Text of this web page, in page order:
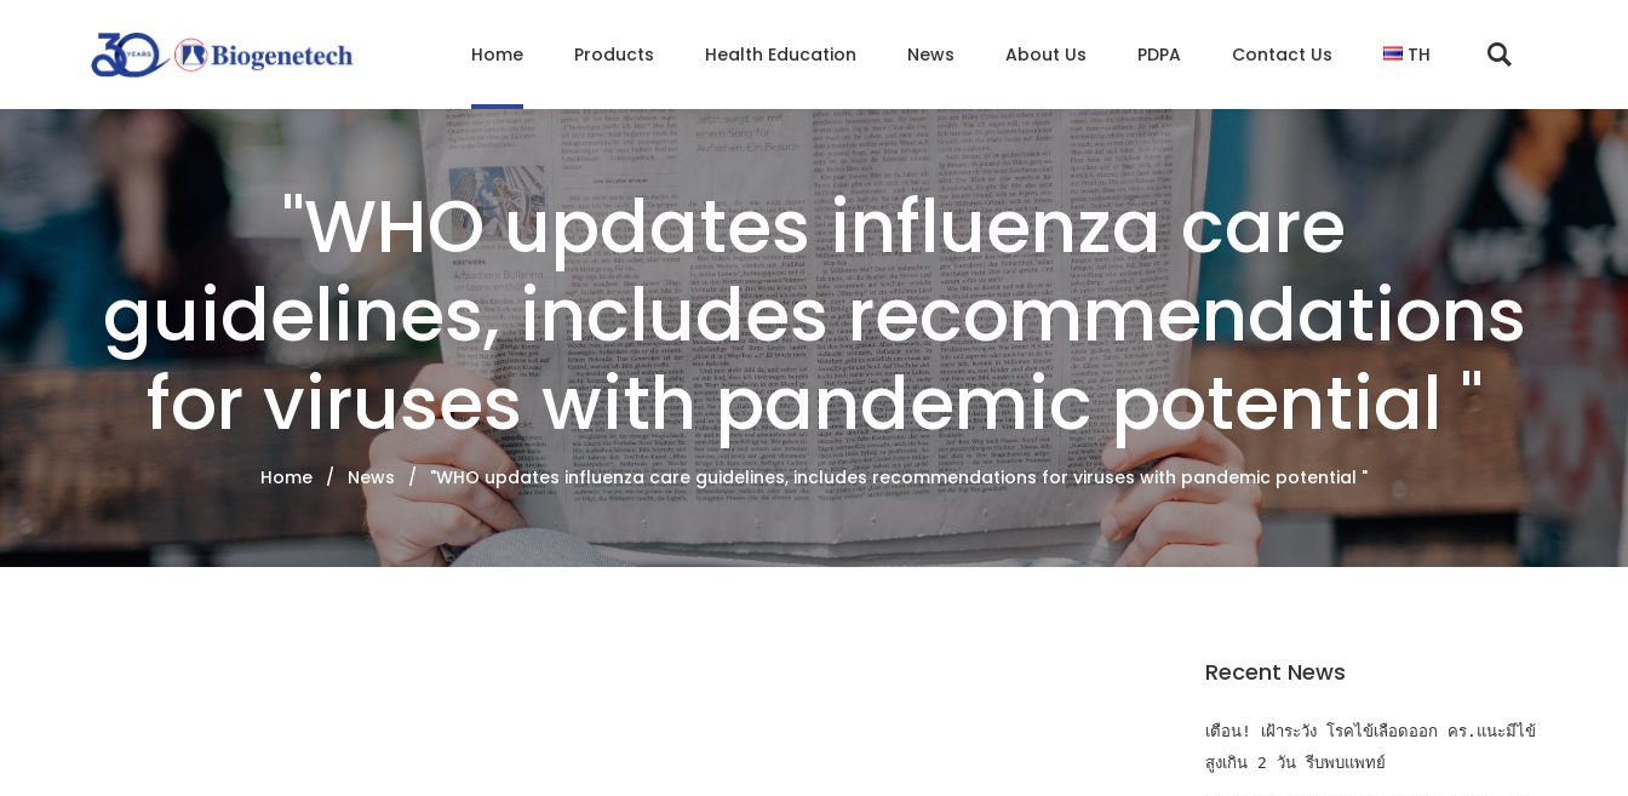
Home Products Health Education News About Us PDPA Contact Us TH
"WHO updates influenza care
guidelines, includes recommendations
for viruses with pandemic potential "
Home / News / "WHO updates influenza care guidelines, includes recommendations for viruses with pandemic potential "
Recent News
เตือน! เฝ้าระวัง โรคไข้เลือดออก คร.แนะมีไข้
สูงเกิน 2 วัน รีบพบแพทย์